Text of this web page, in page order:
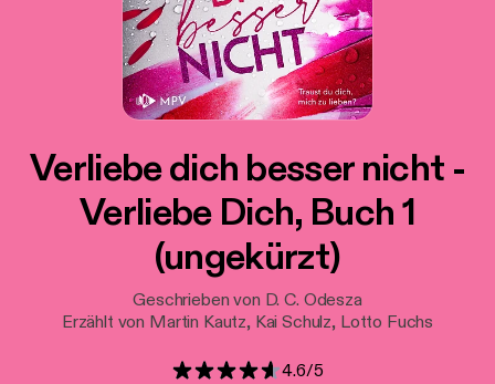
Verliebe dich besser nicht -
Verliebe Dich, Buch 1
(ungekürzt)
Geschrieben von D. C. Odesza
Erzählt von Martin Kautz, Kai Schulz, Lotto Fuchs
4.6/5